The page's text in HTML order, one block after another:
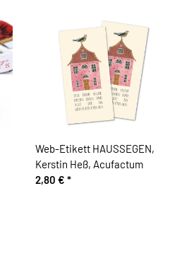
Web-Etikett HAUSSEGEN,
Kerstin Heß, Acufactum
2,80 € *